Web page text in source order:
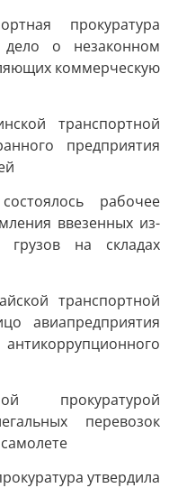
прокуратура
о незаконном
коммерческую
транспортной
предприятия
рабочее
ввезенных из-
грузов на складах
транспортной
авиапредприятия
прокуратурой
перевозок
утвердила